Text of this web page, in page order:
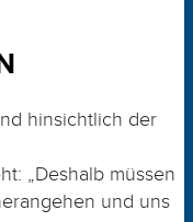
hinsichtlich der
„Deshalb müssen
und uns